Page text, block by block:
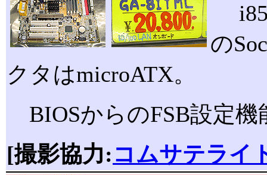
の
クタはmicroATX。
BIOSからのFSB設定
[撮影協力:コムサテライ